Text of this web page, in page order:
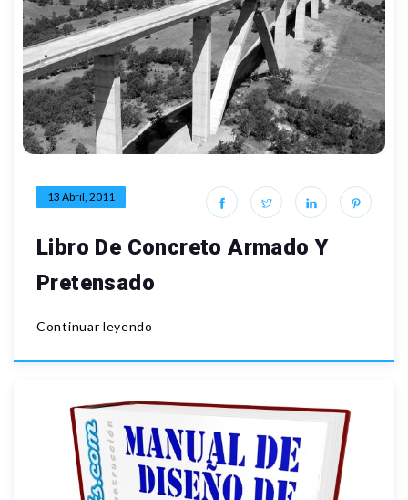
13 Abril, 2011
Libro De Concreto Armado Y
Pretensado
Continuar leyendo